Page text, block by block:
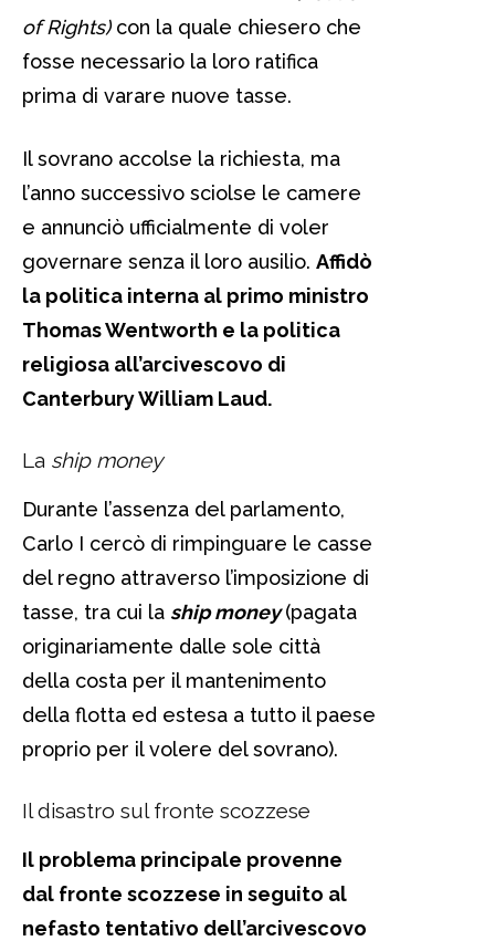
of Rights)con la quale chiesero che
fosse necessario la loro ratifica
prima di varare nuove tasse.
Il sovrano accolse la richiesta, ma
l’anno successivo sciolse le camere
e annunciò ufficialmente di voler
governare senza il loro ausilio. Affidò
la politica interna al primo ministro
Thomas Wentworth e la politica
religiosa all’arcivescovo di
Canterbury William Laud.
La ship money
Durante l’assenza del parlamento,
Carlo I cercò di rimpinguare le casse
del regno attraverso l’imposizione di
tasse, tra cui la ship money(pagata
originariamente dalle sole città
della costa per il mantenimento
della flotta ed estesa a tutto il paese
proprio per il volere del sovrano).
Il disastro sul fronte scozzese
Il problema principale provenne
dal fronte scozzese in seguito al
nefasto tentativo dell’arcivescovo